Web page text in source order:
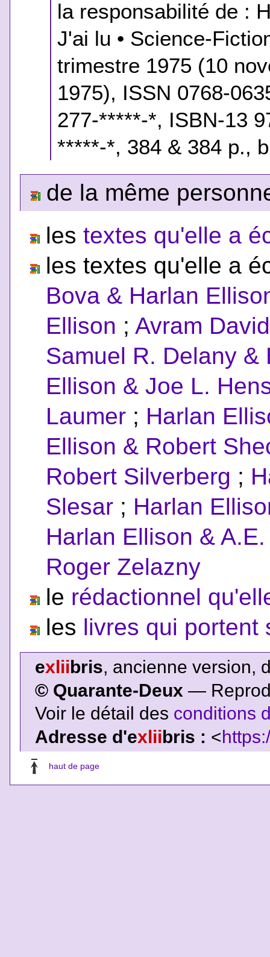
la responsabilité de :
J'ai lu • Science-
trimestre 1975 (10
1975), ISSN 0768-
277-*****-*, ISBN-13
*****-*, 384 & 384 p.,
de la même
lestextes qu'elle a
les textes qu'elle a
Bova & Harlan
Ellison ;Avram
Samuel R. Delany &
Ellison & Joe L.
Laumer ; Harlan
Ellison & Robert
Robert Silverberg ;
Slesar ; Harlan
Harlan Ellison &
Roger Zelazny
le rédactionnel
les livres qui portent
exliibris, ancienne version,
© Quarante-Deux —
Voir le détail des conditions
Adresse d'exlii bris : <
haut de page